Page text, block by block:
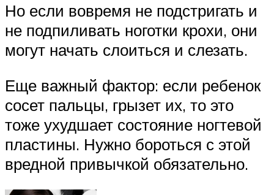
Но если вовремя не подстригать и
не подпиливать ноготки крохи, они
могут начать слоиться и слезать.
Еще важный фактор: если ребенок
сосет пальцы, грызет их, то это
тоже ухудшает состояние ногтевой
пластины. Нужно бороться с этой
вредной привычкой обязательно.